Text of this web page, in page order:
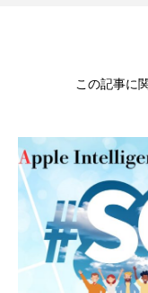
この記事に